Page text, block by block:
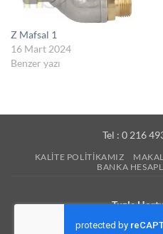
Z Mafsal 1
16 Mart 2024
Benzer yazı
Tel : 0 216
KALITE POLITIKAMIZ
BANKA
Tuzla